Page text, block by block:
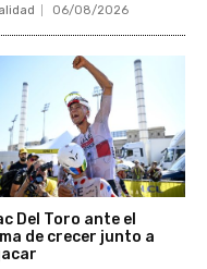
06/08/2026
Del Toro ante el
de crecer junto a